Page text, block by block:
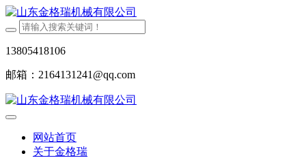
13805418106
邮箱：2164131241@qq.com
网站首页
关于金格瑞